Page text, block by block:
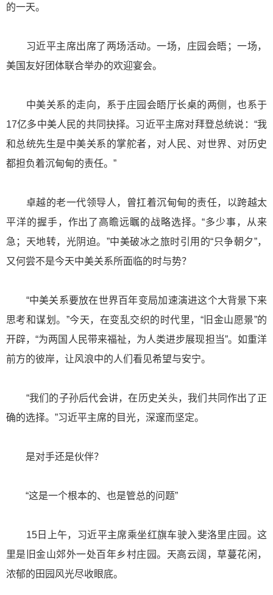
的一天。
习近平主席出席了两场活动。一场，庄园会晤；一场，
美国友好团体联合举办的欢迎宴会。
中美关系的走向，系于庄园会晤厅长桌的两侧，也系于
17亿多中美人民的共同抉择。习近平主席对拜登总统说：“我
和总统先生是中美关系的掌舵者，对人民、对世界、对历史
都担负着沉甸甸的责任。”
卓越的老一代领导人，曾扛着沉甸甸的责任，以跨越太
平洋的握手，作出了高瞻远瞩的战略选择。“多少事，从来
急；天地转，光阴迫。”中美破冰之旅时引用的“只争朝夕”，
又何尝不是今天中美关系所面临的时与势？
“中美关系要放在世界百年变局加速演进这个大背景下来
思考和谋划。”今天，在变乱交织的时代里，“旧金山愿景”的
开辟，“为两国人民带来福祉，为人类进步展现担当”。如重洋
前方的彼岸，让风浪中的人们看见希望与安宁。
“我们的子孙后代会讲，在历史关头，我们共同作出了正
确的选择。”习近平主席的目光，深邃而坚定。
是对手还是伙伴？
“这是一个根本的、也是管总的问题”
15日上午，习近平主席乘坐红旗车驶入斐洛里庄园。这
里是旧金山郊外一处百年乡村庄园。天高云阔，草蔓花闲，
浓郁的田园风光尽收眼底。